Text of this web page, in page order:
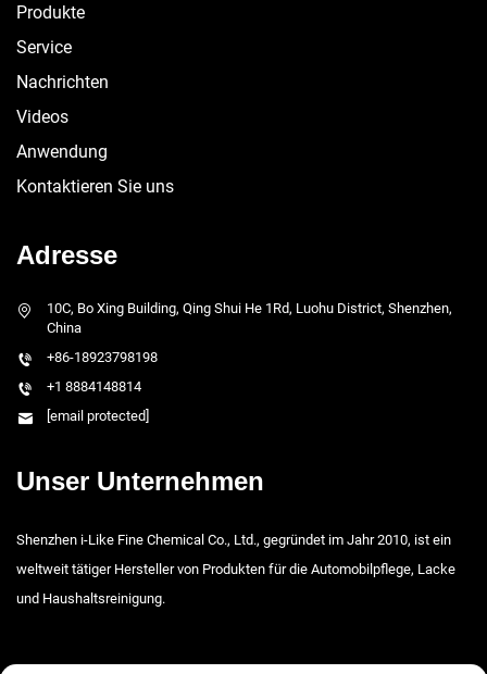
Produkte
Service
Nachrichten
Videos
Anwendung
Kontaktieren Sie uns
Adresse
10C, Bo Xing Building, Qing Shui He 1Rd, Luohu District, Shenzhen,
China
+86-18923798198
+1 8884148814
[email protected]
Unser Unternehmen
Shenzhen i-Like Fine Chemical Co., Ltd., gegründet im Jahr 2010, ist ein
weltweit tätiger Hersteller von Produkten für die Automobilpflege, Lacke
und Haushaltsreinigung.